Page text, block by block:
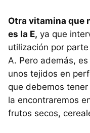
Otra vitamina que
es la E, ya que
utilización por
A. Pero además,
unos tejidos en
que debemos
la encontraremos
frutos secos,